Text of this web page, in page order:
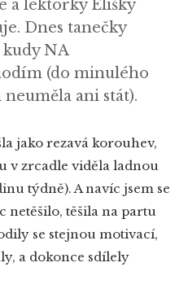
a lektorky Elišky
Dnes tanečky
NA
(do minulého
ani stát).
jako rezavá korouhev,
v zrcadle viděla ladnou
týdně). A navíc jsem se
netěšilo, těšila na partu
se stejnou motivací,
a dokonce sdílely